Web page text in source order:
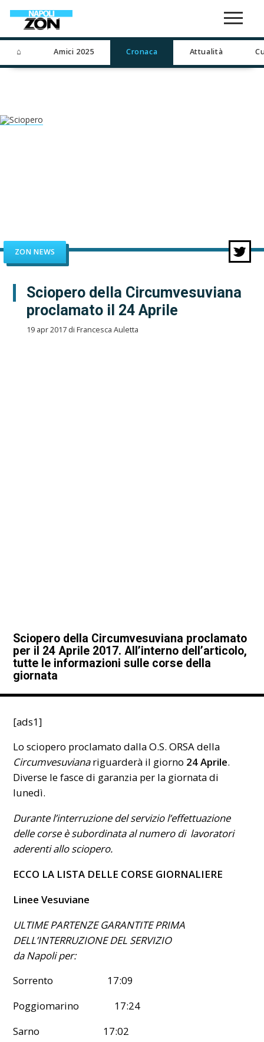
⌂ Amici 2025 Cronaca Attualità
ZON NEWS
Sciopero della Circumvesuviana
proclamato il 24 Aprile
19 apr 2017 di Francesca Auletta
Sciopero della Circumvesuviana proclamato
per il 24 Aprile 2017. All’interno dell’articolo,
tutte le informazioni sulle corse della
giornata
[ads1]
Lo sciopero proclamato dallaO.S. ORSAdella
Circumvesuvianariguarderà il giorno 24 Aprile.
Diverse le fasce di garanzia per la giornata di
lunedì.
Durante l’interruzione del servizio l’effettuazione
delle corse è subordinata al numero di lavoratori
aderenti allo sciopero.
ECCO LA LISTA DELLE CORSE GIORNALIERE
Linee Vesuviane
ULTIME PARTENZE GARANTITE PRIMA
DELL’INTERRUZIONE DEL SERVIZIO
da Napoli per:
Sorrento 17:09
Poggiomarino 17:24
Sarno 17:02